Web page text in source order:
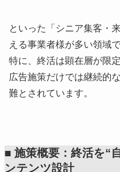
といった「シニア集客・
える事業者様が多い領域で
特に、終活は顕在層が限
広告施策だけでは継続的
難とされています。
■ 施策概要：終活を“
ンテンツ設計